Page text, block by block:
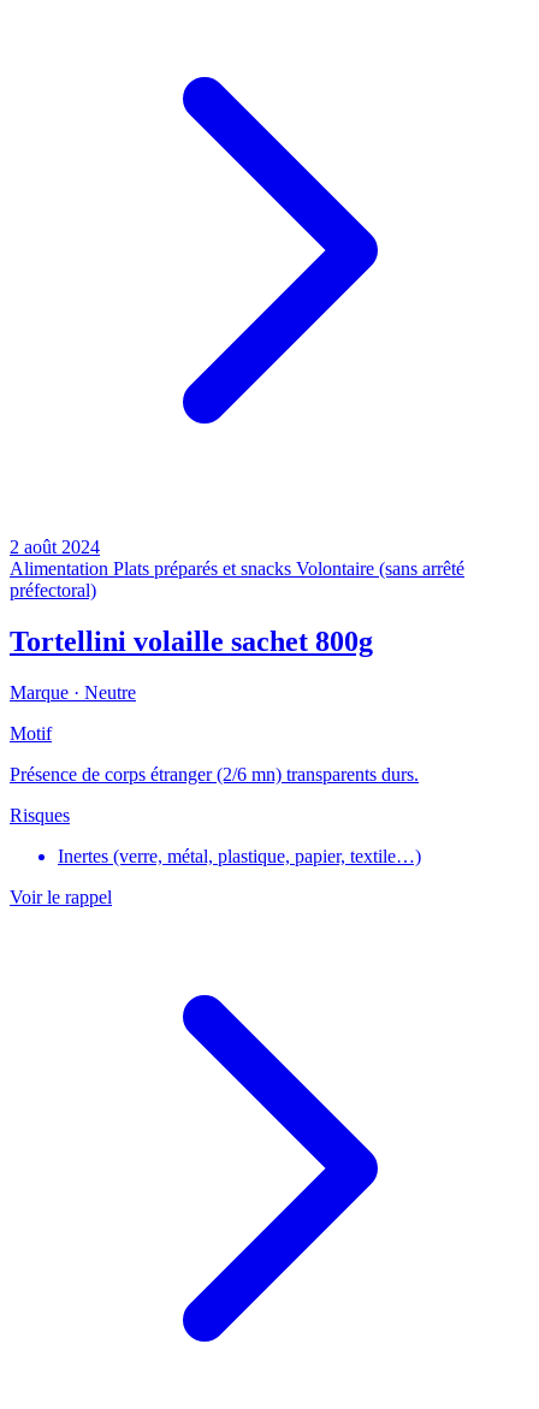
2 août 2024
Alimentation Plats préparés et snacks Volontaire (sans arrêté
préfectoral)
Tortellini volaille sachet 800g
Marque · Neutre
Motif
Présence de corps étranger (2/6 mn) transparents durs.
Risques
Inertes (verre, métal, plastique, papier, textile…)
Voir le rappel